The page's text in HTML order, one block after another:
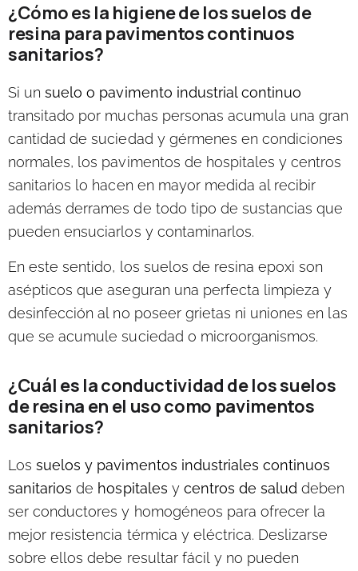
¿Cómo es la higiene de los suelos de
resina para pavimentos continuos
sanitarios?
Si unsuelo o pavimento industrial continuo
transitado por muchas personas acumula una gran
cantidad de suciedad y gérmenes en condiciones
normales, los pavimentos de hospitales y centros
sanitarios lo hacen en mayor medida al recibir
además derrames de todo tipo de sustancias que
pueden ensuciarlos y contaminarlos.
En este sentido, los suelos de resina epoxi son
asépticos que aseguran una perfecta limpieza y
desinfección al no poseer grietas ni uniones en las
que se acumule suciedad o microorganismos.
¿Cuál es la conductividad de los suelos
de resina en el uso como pavimentos
sanitarios?
Lossuelos y pavimentos industriales continuos
sanitarios de hospitales y centros de salud deben
ser conductores y homogéneos para ofrecer la
mejor resistencia térmica y eléctrica. Deslizarse
sobre ellos debe resultar fácil y no pueden